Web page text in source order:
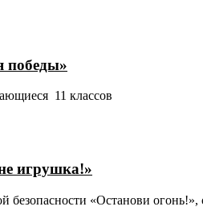
победы»
11 классов
игрушка!»
безопасности «Останови огонь!»,